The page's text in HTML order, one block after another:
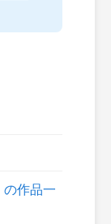
の作品一